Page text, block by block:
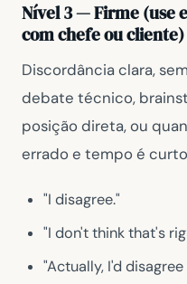
Nível 3 — Firme (use
com chefe ou cliente)
Discordância clara,
debate técnico,
posição direta, ou
errado e tempo é
"I disagree."
"I don't think that's
"Actually, I'd